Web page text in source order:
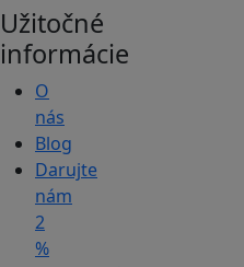
Užitočné
informácie
O
nás
Blog
Darujte
nám
2
%